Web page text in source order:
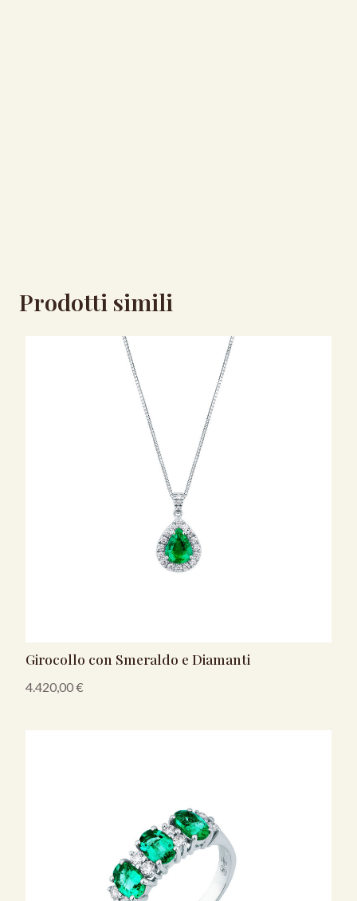
Prodotti simili
Girocollo con Smeraldo e Diamanti
4.420,00€